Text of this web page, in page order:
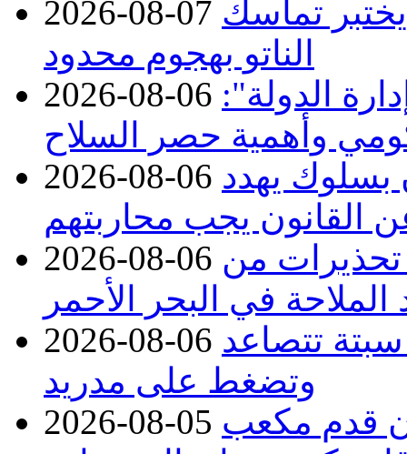
2026-08-07 يختبر تماسك
الناتو بهجوم محدود
2026-08-06 الدولة":
وأهمية حصر السلاح
2026-08-06 بسلوك يهدد
القانون يجب محاربتهم
2026-08-06 من
الملاحة في البحر الأحمر
2026-08-06 تتصاعد
وتضغط على مدريد
2026-08-05 توريد 100 مليون قدم مكعب